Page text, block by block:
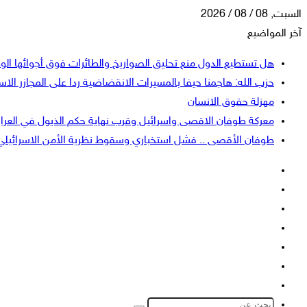
السبت, 08 / 08 / 2026
آخر المواضيع
هل تستطيع الدول منع تحليق الصواريخ والطائرات فوق أجوائها
حزب الله: هاجمنا حيفا بالمسيرات الانقضاضية ردا على المجازر
مهزلة حقوق الانسان
معركة طوفان الاقصى واسرائيل وقرب نهاية حكم الذيول في
طوفان الأقصى .. فشل استخباري وسقوط نظرية الأمن